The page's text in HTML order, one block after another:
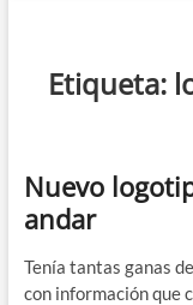
Etiqueta:
Nuevo
andar
Tenía tantas ganas
con información que